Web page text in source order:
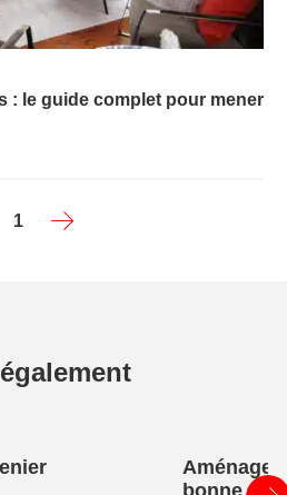
: le guide complet pour mener
1
Aménager
bonne